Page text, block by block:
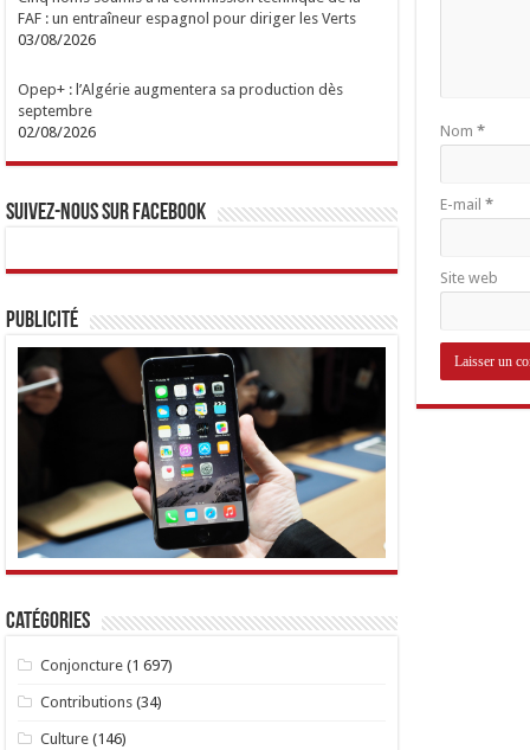
Nom *
E-mail *
Site web
FAF : un entraîneur espagnol pour diriger les Verts
03/08/2026
Opep+ : l’Algérie augmentera sa production dès
septembre
02/08/2026
Suivez-nous sur Facebook
Publicité
Catégories
Conjoncture (1 697)
Contributions (34)
Culture (146)